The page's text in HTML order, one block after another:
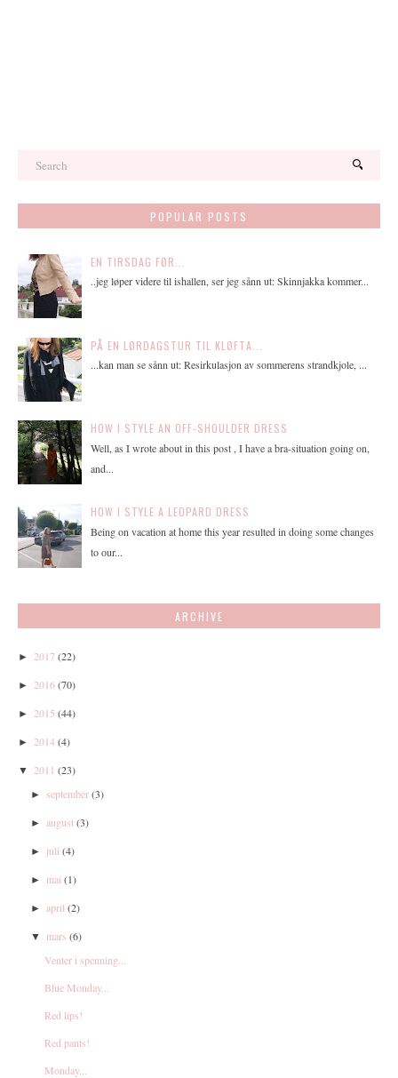
POPULAR POSTS
EN TIRSDAG FØR...
..jeg løper videre til ishallen, ser jeg sånn ut: Skinnjakka kommer...
PÅ EN LØRDAGSTUR TIL KLØFTA...
...kan man se sånn ut: Resirkulasjon av sommerens strandkjole, ...
HOW I STYLE AN OFF-SHOULDER DRESS
Well, as I wrote about in this post , I have a bra-situation going on,
and...
HOW I STYLE A LEOPARD DRESS
Being on vacation at home this year resulted in doing some changes
to our...
ARCHIVE
► 2017 (22)
► 2016(70)
► 2015 (44)
► 2014(4)
▼ 2011 (23)
►september (3)
►august (3)
► juli (4)
► mai (1)
►april (2)
▼ mars (6)
Venter i spenning...
Blue Monday...
Red lips!
Red pants!
Monday...